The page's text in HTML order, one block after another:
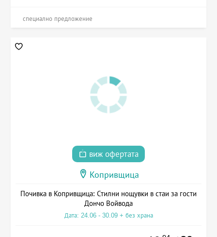
специално предложение
виж офертата
Копривщица
Почивка в Копривщица: Стилни нощувки в стаи за гости
Дончо Войвода
Дата: 24.06 - 30.09 + без храна